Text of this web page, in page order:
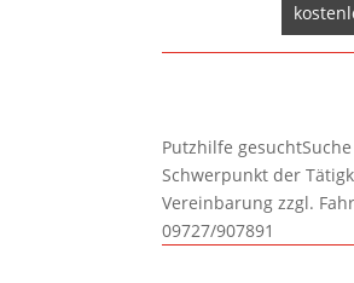
Putzhilfe
Schwerpunkt der
Vereinbarung zzgl.
09727/907891